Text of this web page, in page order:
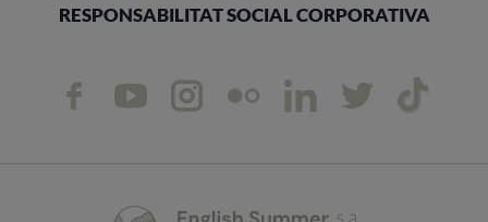
RESPONSABILITAT SOCIAL CORPORATIVA